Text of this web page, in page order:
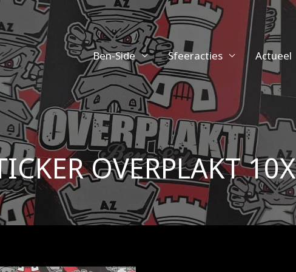
Ben-Side Sfeeracties Actueel
OVERPLAKT 10X